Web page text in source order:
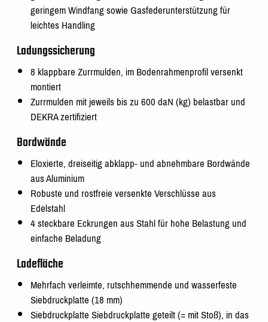
geringem Windfang sowie Gasfederunterstützung für
leichtes Handling
Ladungssicherung
8 klappbare Zurrmulden, im Bodenrahmenprofil versenkt
montiert
Zurrmulden mit jeweils bis zu 600 daN (kg) belastbar und
DEKRA zertifiziert
Bordwände
Eloxierte, dreiseitig abklapp- und abnehmbare Bordwände
aus Aluminium
Robuste und rostfreie versenkte Verschlüsse aus
Edelstahl
4 steckbare Eckrungen aus Stahl für hohe Belastung und
einfache Beladung
Ladefläche
Mehrfach verleimte, rutschhemmende und wasserfeste
Siebdruckplatte (18 mm)
Siebdruckplatte Siebdruckplatte geteilt (= mit Stoß), in das